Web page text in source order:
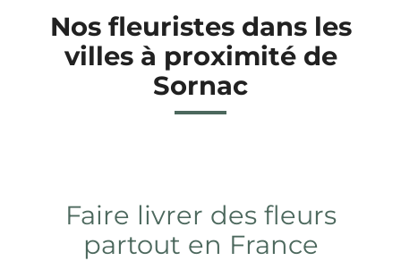
Nos fleuristes dans les
villes à proximité de
Sornac
Faire livrer des fleurs
partout en France